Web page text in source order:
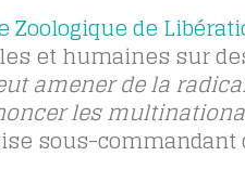
Zoologique de
et humaines sur
amener de la
les
sous-commandant